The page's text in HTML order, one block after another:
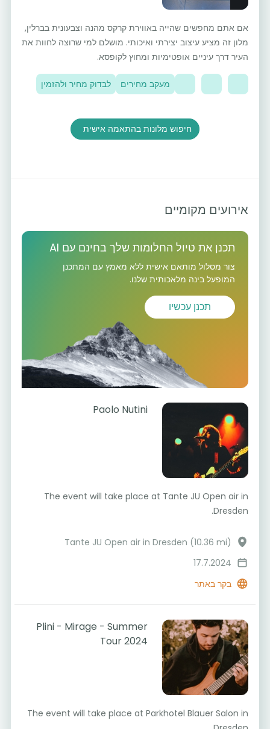
אם אתם מחפשים שהייה באווירת קרקס מהנה וצבעונית בברלין,
מלון זה מציע עיצוב יצירתי ואיכותי. מושלם למי שרוצה לחוות את
העיר דרך עיניים אופטימיות ומחוץ לקופסא.
מעקב מחירים לבדוק מחיר ולהזמין
חיפוש מלונות בהתאמה אישית
אירועים מקומיים
תכנן את טיול החלומות שלך בחינם עם AI
צור מסלול מותאם אישית ללא מאמץ עם המתכנן
המופעל בינה מלאכותית שלנו.
תכנן עכשיו
Paolo Nutini
The event will take place at Tante JU Open air in
Dresden.
Tante JU Open air in Dresden (10.36 mi)
17.7.2024
בקר באתר
Plini - Mirage - Summer
Tour 2024
The event will take place at Parkhotel Blauer Salon in